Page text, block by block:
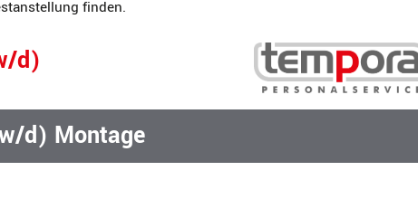
finden.
d)
d) Montage